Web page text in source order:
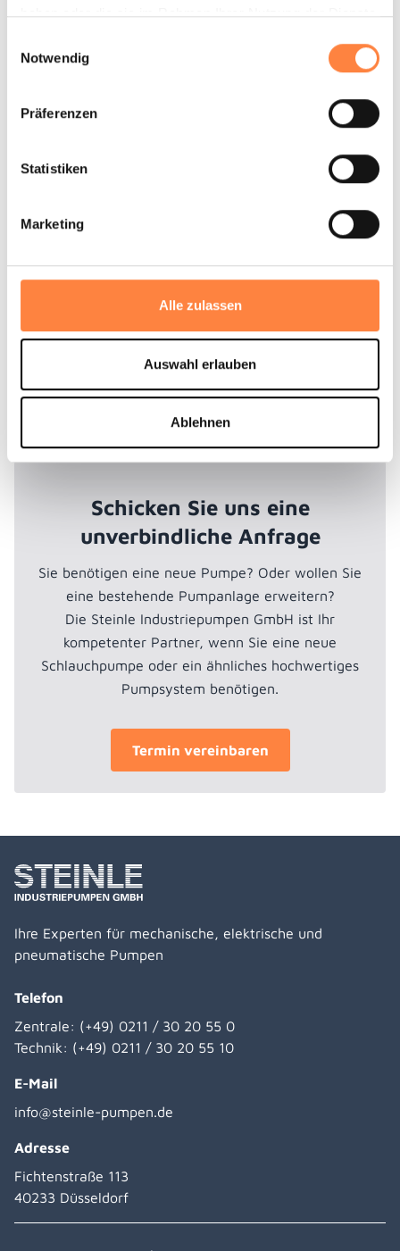
haben oder die sie im Rahmen Ihrer Nutzung der Dienste
Notwendig
Präferenzen
Statistiken
Marketing
Alle zulassen
Auswahl erlauben
Ablehnen
Alle Pulver-Pumpen auf einen Blick
TXP120 (1" DN 25)
TXP220 (1 1/2" DN 40)
TXP420 (2" DN 50)
Schicken Sie uns eine
unverbindliche Anfrage
Sie benötigen eine neue Pumpe? Oder wollen Sie
eine bestehende Pumpanlage erweitern?
Die Steinle Industriepumpen GmbH ist Ihr
kompetenter Partner, wenn Sie eine neue
Schlauchpumpe oder ein ähnliches hochwertiges
Pumpsystem benötigen.
Termin vereinbaren
Ihre Experten für mechanische, elektrische und
pneumatische Pumpen
Telefon
Zentrale: (+49) 0211 / 30 20 55 0
Technik: (+49) 0211 / 30 20 55 10
E-Mail
info@steinle-pumpen.de
Adresse
Fichtenstraße 113
40233 Düsseldorf